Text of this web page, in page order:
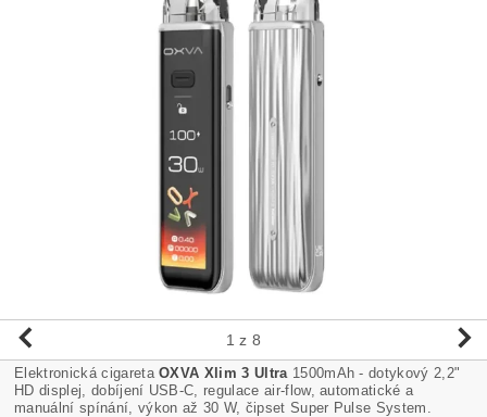
1 z 8
Elektronická cigaretaOXVA Xlim 3 Ultra 1500mAh - dotykový 2,2"
HD displej, dobíjení USB-C, regulace air-flow, automatické a
manuální spínání, výkon až 30 W, čipset Super Pulse System.